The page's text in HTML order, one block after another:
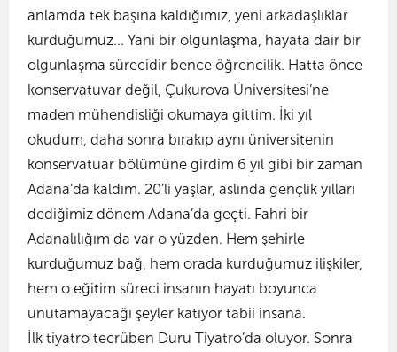
anlamda tek başına kaldığımız, yeni arkadaşlıklar
kurduğumuz... Yani bir olgunlaşma, hayata dair bir
olgunlaşma sürecidir bence öğrencilik. Hatta önce
konservatuvar değil, Çukurova Üniversitesi’ne
maden mühendisliği okumaya gittim. İki yıl
okudum, daha sonra bırakıp aynı üniversitenin
konservatuar bölümüne girdim 6 yıl gibi bir zaman
Adana’da kaldım. 20’li yaşlar, aslında gençlik yılları
dediğimiz dönem Adana’da geçti. Fahri bir
Adanalılığım da var o yüzden. Hem şehirle
kurduğumuz bağ, hem orada kurduğumuz ilişkiler,
hem o eğitim süreci insanın hayatı boyunca
unutamayacağı şeyler katıyor tabii insana.
İlk tiyatro tecrüben Duru Tiyatro’da oluyor. Sonra